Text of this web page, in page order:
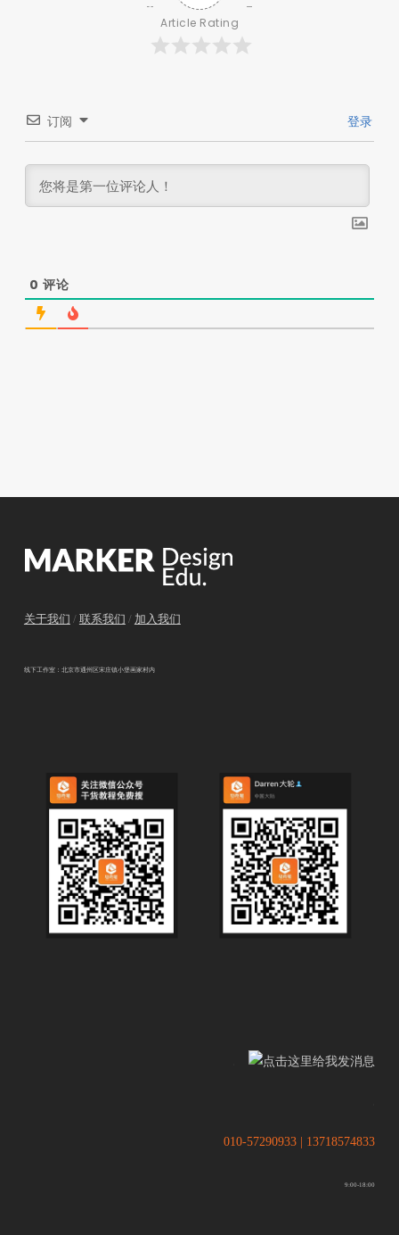
Article Rating
订阅 登录
0 评论
关于我们 / 联系我们 / 加入我们
线下工作室：北京市通州区宋庄镇小堡画家村内
010-57290933 | 13718574833
9:00-18:00